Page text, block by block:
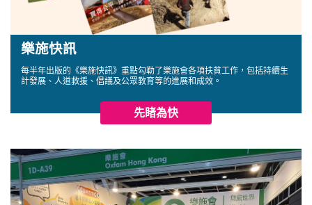
樂施快訊
每半年出版的《樂施快訊》重點勾勒了樂施會各項扶貧工作，包括持續生
計發展、人道救援、倡議及公眾教育等的進展和成效。
先睹為快